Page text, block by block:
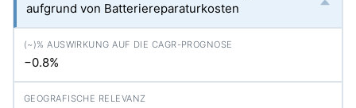
aufgrund von Batteriereparaturkosten
−0.8%